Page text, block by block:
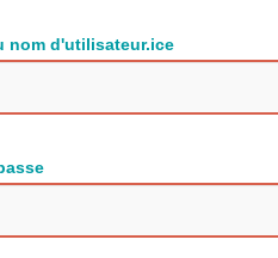
nom d'utilisateur.ice